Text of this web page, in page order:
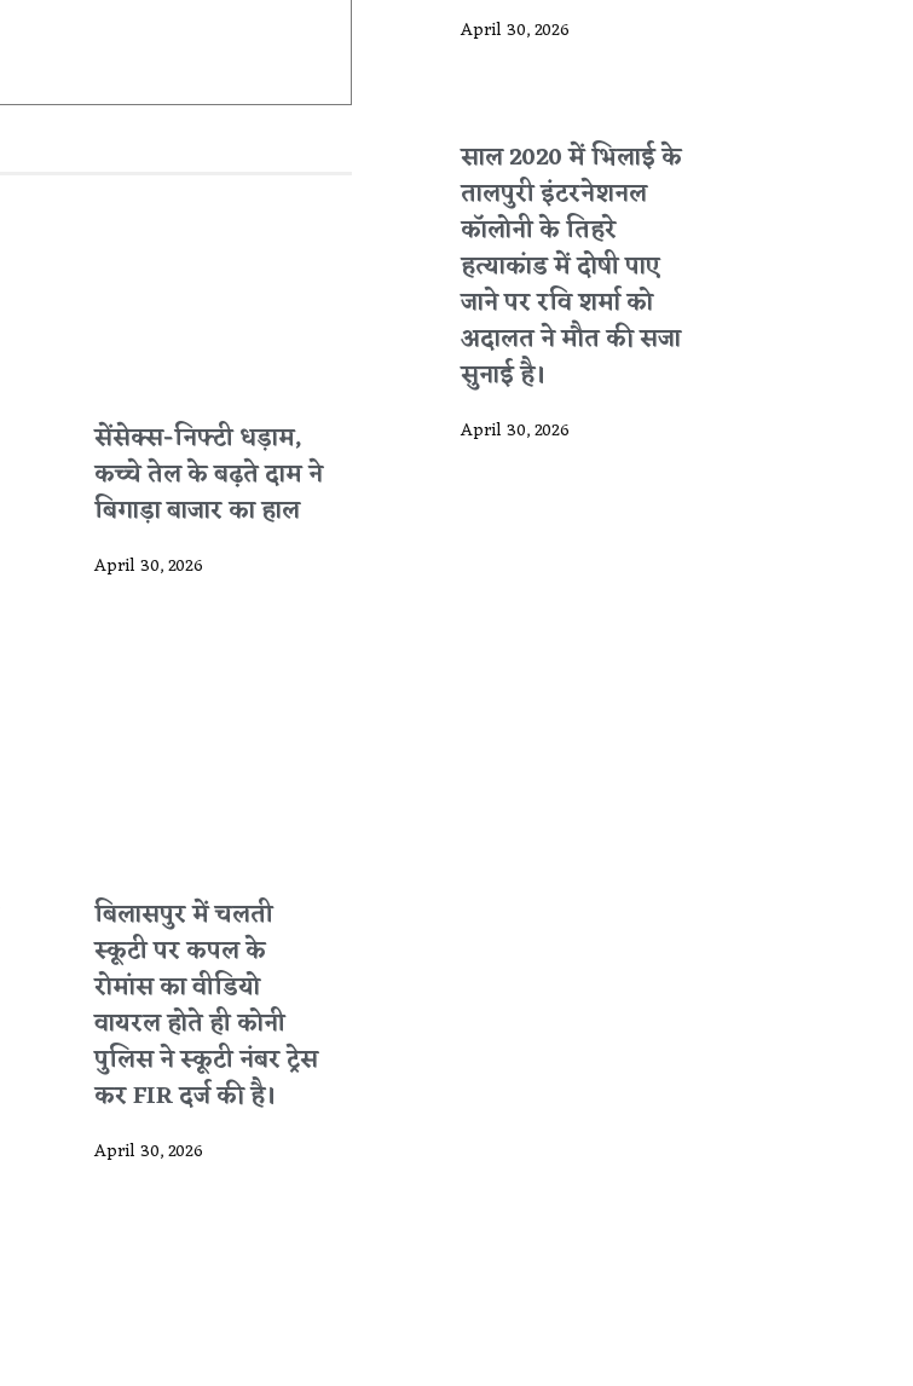
सेंसेक्स-निफ्टी धड़ाम,
कच्चे तेल के बढ़ते दाम ने
बिगाड़ा बाजार का हाल
April 30, 2026
बिलासपुर में चलती
स्कूटी पर कपल के
रोमांस का वीडियो
वायरल होते ही कोनी
पुलिस ने स्कूटी नंबर ट्रेस
कर FIR दर्ज की है।
April 30, 2026
April 30, 2026
साल 2020 में भिलाई के
तालपुरी इंटरनेशनल
कॉलोनी के तिहरे
हत्याकांड में दोषी पाए
जाने पर रवि शर्मा को
अदालत ने मौत की सजा
सुनाई है।
April 30, 2026